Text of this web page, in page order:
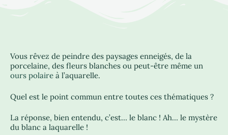
Vous rêvez de peindre des paysages enneigés, de la
porcelaine, des fleurs blanches ou peut-être même un
ours polaire à l’aquarelle.
Quel est le point commun entre toutes ces thématiques ?
La réponse, bien entendu, c’est… le blanc ! Ah… le mystère
du blanc a laquarelle !